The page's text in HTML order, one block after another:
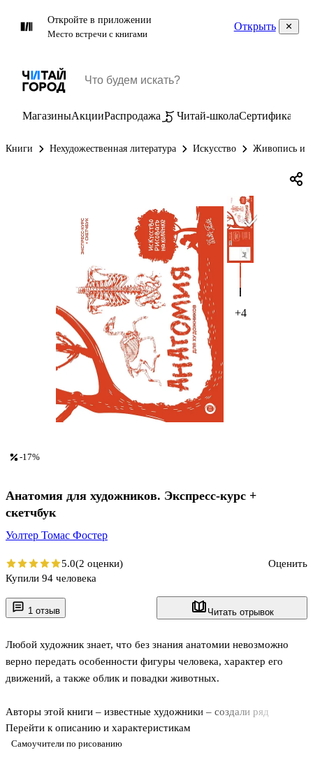
Откройте в приложении
Место встречи с книгами
Открыть
МагазиныАкцииРаспродажа Читай-школаСертификаты
Книги Нехудожественная литература Искусство Живопись и
+4
1 отзыв Читать отрывок
Самоучители по рисованию
Любой художник знает, что без знания анатомии невозможно
верно передать особенности фигуры человека, характер его
движений, а также облик и повадки животных.
Авторы этой книги – известные художники – создали ряд
анатомических рисунков, набросков и схем. Они помогут вам
понять основы анатомии, познакомят с важнейшими законами
Перейти к описанию и характеристикам
-17%
Анатомия для художников. Экспресс-курс +
скетчбук
Уолтер Томас Фостер
5.0(2 оценки)
Оценить
Купили 94 человека